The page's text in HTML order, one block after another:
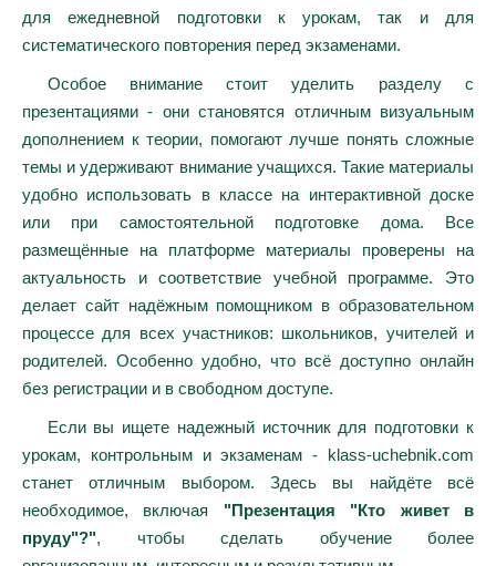
для ежедневной подготовки к урокам, так и для
систематического повторения перед экзаменами.
Особое внимание стоит уделить разделу с
презентациями - они становятся отличным визуальным
дополнением к теории, помогают лучше понять сложные
темы и удерживают внимание учащихся. Такие материалы
удобно использовать в классе на интерактивной доске
или при самостоятельной подготовке дома. Все
размещённые на платформе материалы проверены на
актуальность и соответствие учебной программе. Это
делает сайт надёжным помощником в образовательном
процессе для всех участников: школьников, учителей и
родителей. Особенно удобно, что всё доступно онлайн
без регистрации и в свободном доступе.
Если вы ищете надежный источник для подготовки к
урокам, контрольным и экзаменам - klass-uchebnik.com
станет отличным выбором. Здесь вы найдёте всё
необходимое, включая "Презентация "Кто живет в
пруду"?", чтобы сделать обучение более